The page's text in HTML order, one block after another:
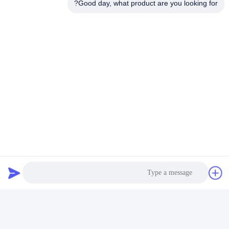
العنوان
Good day, what product are you looking for?